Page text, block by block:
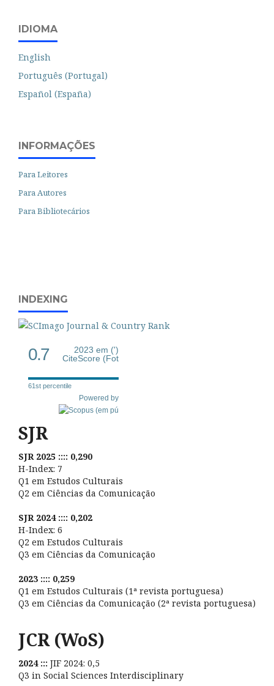
IDIOMA
English
Português (Portugal)
Español (España)
INFORMAÇÕES
Para Leitores
Para Autores
Para Bibliotecários
INDEXING
0.7
2023 em (')
CiteScore (Fot
61st percentile
Powered by
SJR
SJR 2025 :::: 0,290
H-Index: 7
Q1 em Estudos Culturais
Q2 em Ciências da Comunicação
SJR 2024 :::: 0,202
H-Index: 6
Q2 em Estudos Culturais
Q3 em Ciências da Comunicação
2023 :::: 0,259
Q1 em Estudos Culturais (1ª revista portuguesa)
Q3 em Ciências da Comunicação (2ª revista portuguesa)
JCR (WoS)
2024 ::: JIF 2024: 0,5
Q3 in Social Sciences Interdisciplinary